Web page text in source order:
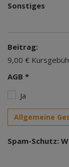
Sonstiges
Beitrag:
9,00 €
AGB *
Ja
Allgemeine
Spam-Schutz: